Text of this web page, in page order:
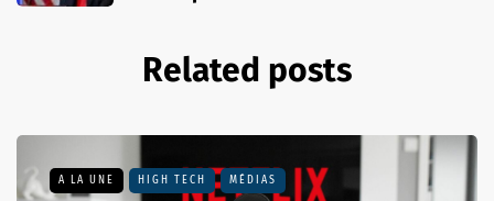
Related posts
A LA UNE HIGH TECH MÉDIAS